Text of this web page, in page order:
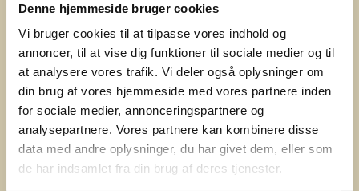
Denne hjemmeside bruger cookies
Vi bruger cookies til at tilpasse vores indhold og
annoncer, til at vise dig funktioner til sociale medier og til
at analysere vores trafik. Vi deler også oplysninger om
din brug af vores hjemmeside med vores partnere inden
for sociale medier, annonceringspartnere og
analysepartnere. Vores partnere kan kombinere disse
data med andre oplysninger, du har givet dem, eller som
de har indsamlet fra din brug af deres tjenester.

